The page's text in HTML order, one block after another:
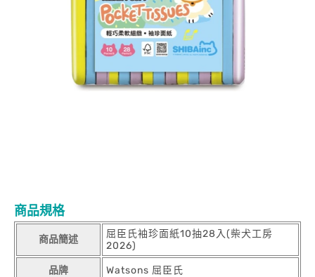
商品規格
商品簡述
屈臣氏袖珍面紙10抽28入(柴犬工房
2026)
品牌 Watsons 屈臣氏